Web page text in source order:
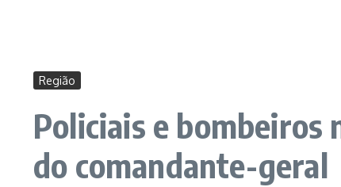
Região
Policiais e bombeiros
do comandante-geral